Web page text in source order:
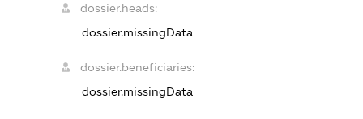
dossier.heads:
dossier.missingData
dossier.beneficiaries:
dossier.missingData